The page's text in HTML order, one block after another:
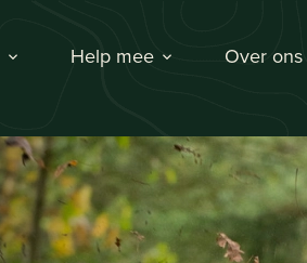
Help mee Over ons